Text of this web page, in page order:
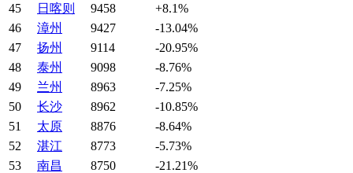
45
日喀则 9458
+8.1%
46
漳州 9427
-13.04%
47
扬州 9114
-20.95%
48
泰州 9098
-8.76%
49
兰州 8963
-7.25%
50
长沙 8962
-10.85%
51
太原 8876
-8.64%
52
湛江 8773
-5.73%
53
南昌 8750
-21.21%